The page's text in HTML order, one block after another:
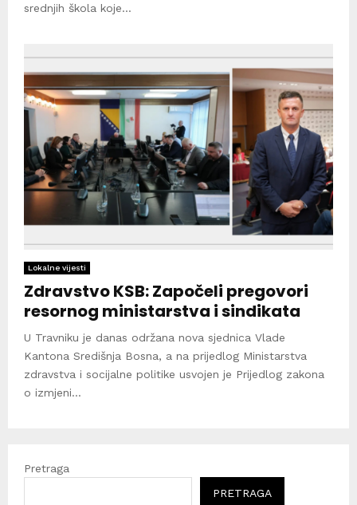
srednjih škola koje...
Lokalne vijesti
Zdravstvo KSB: Započeli pregovori
resornog ministarstva i sindikata
U Travniku je danas održana nova sjednica Vlade
Kantona Središnja Bosna, a na prijedlog Ministarstva
zdravstva i socijalne politike usvojen je Prijedlog zakona
o izmjeni...
Pretraga
PRETRAGA